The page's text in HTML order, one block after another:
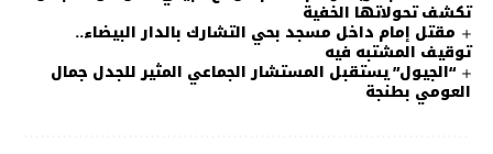
تكشف تحولاتها الخفية
مقتل إمام داخل مسجد بحي التشارك بالدار البيضاء..
توقيف المشتبه فيه
“الجيول” يستقبل المستشار الجماعي المثير للجدل جمال
العومي بطنجة